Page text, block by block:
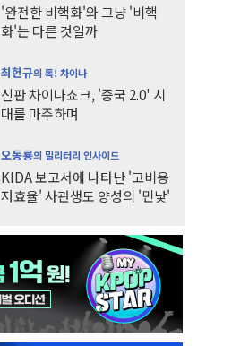
'완전한 비핵화'와 그냥 '비핵
화'는 다른 것일까
최헌규의 톡! 차이나
신판 차이나쇼크, '중국 2.0' 시
대를 마주하며
오동룡의 밀리터리 인사이드
KIDA 보고서에 나타난 '고비용
저효율' 사관생도 양성의 '민낯'